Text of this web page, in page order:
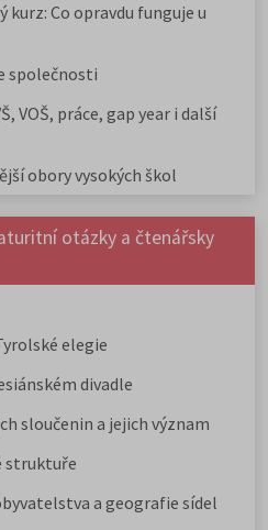
kurz: Co opravdu funguje u
společnosti
VOŠ, práce, gap year i další
obory vysokých škol
otázky a čtenářsky
elegie
divadle
sloučenin a jejich význam
struktuře
a geografie sídel